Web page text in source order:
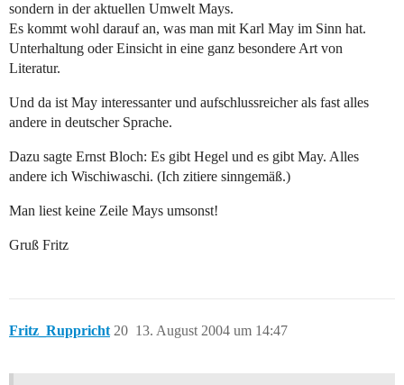
sondern in der aktuellen Umwelt Mays.
Es kommt wohl darauf an, was man mit Karl May im Sinn hat.
Unterhaltung oder Einsicht in eine ganz besondere Art von
Literatur.
Und da ist May interessanter und aufschlussreicher als fast alles
andere in deutscher Sprache.
Dazu sagte Ernst Bloch: Es gibt Hegel und es gibt May. Alles
andere ich Wischiwaschi. (Ich zitiere sinngemäß.)
Man liest keine Zeile Mays umsonst!
Gruß Fritz
Fritz_Ruppricht 13. August 2004 um 14:47
20